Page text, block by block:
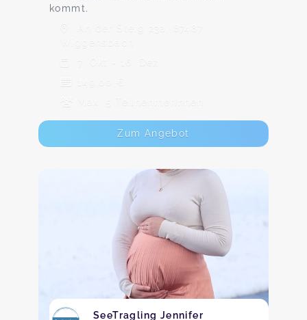
kommt.
An der Steig 23a, 87487
7. Okt - 16. Dez
149,00 €
Max. 5 TeilnehmerInnen
Zum Angebot
SeeTragling Jennifer